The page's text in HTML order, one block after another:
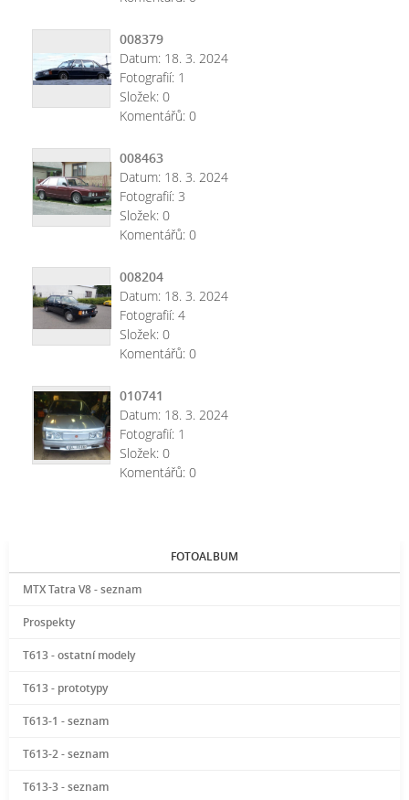
008379
Datum: 18. 3. 2024
Fotografií: 1
Složek: 0
Komentářů: 0
008463
Datum: 18. 3. 2024
Fotografií: 3
Složek: 0
Komentářů: 0
008204
Datum: 18. 3. 2024
Fotografií: 4
Složek: 0
Komentářů: 0
010741
Datum: 18. 3. 2024
Fotografií: 1
Složek: 0
Komentářů: 0
FOTOALBUM
MTX Tatra V8 - seznam
Prospekty
T613 - ostatní modely
T613 - prototypy
T613-1 - seznam
T613-2 - seznam
T613-3 - seznam